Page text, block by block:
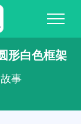
形白色框架
事